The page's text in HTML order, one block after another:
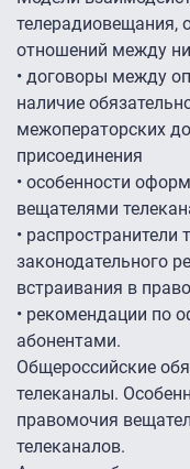
телерадиовещания,
отношений между
• договоры между
наличие
межоператорских
присоединения
• особенности
вещателями
• распространители
законодательного
встраивания в
• рекомендации по
абонентами.
Общероссийские
телеканалы.
правомочия
телеканалов.